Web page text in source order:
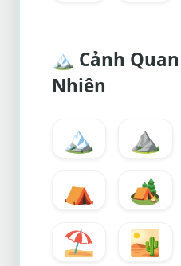
🏔️ Cảnh
Nhiên
🏔️ ⛰️
⛺
🏕️
⛱️
🏜️